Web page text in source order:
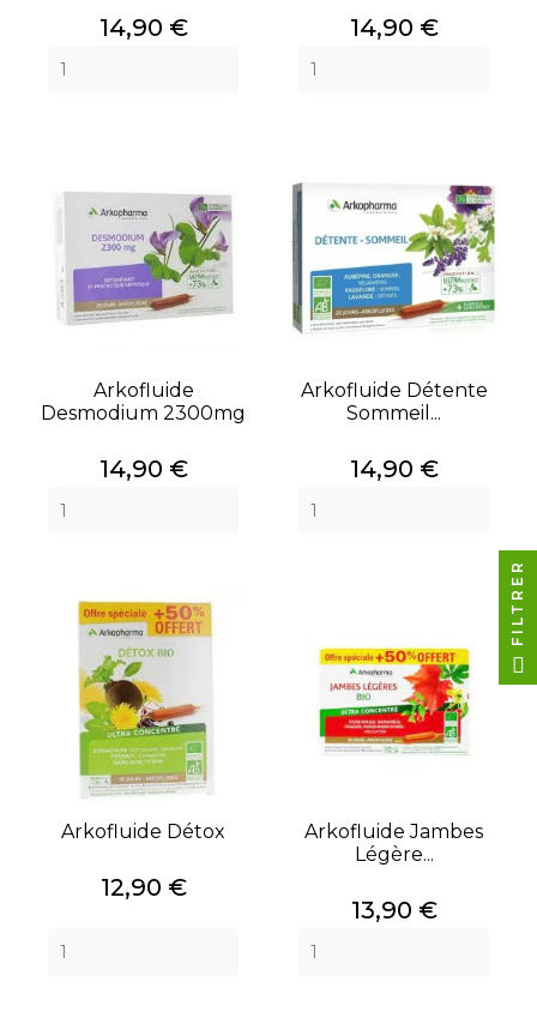
Prix
14,90 € Prix
14,90 €
Arkofluide
Desmodium 2300mg
Prix
14,90 €
Arkofluide Détente
Sommeil...
Prix
14,90 €
Arkofluide Détox
Prix
12,90 €
Arkofluide Jambes
Légère...
Prix
13,90 €
FILTRER